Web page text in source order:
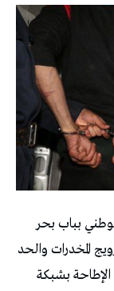
بباب بحر
المخدرات والحد
الإطاحة بشبكة